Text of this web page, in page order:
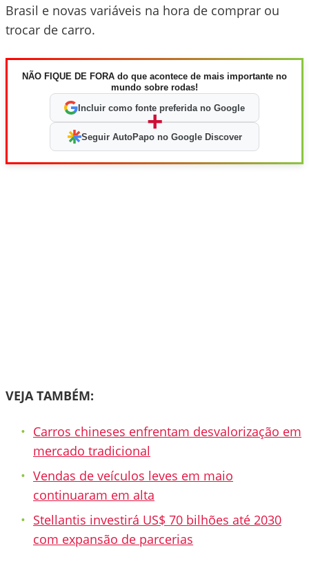
Brasil e novas variáveis na hora de comprar ou
trocar de carro.
NÃO FIQUE DE FORA do que acontece de mais importante no
mundo sobre rodas!
Incluir como fonte preferida no Google
+
Seguir AutoPapo no Google Discover
VEJA TAMBÉM:
Carros chineses enfrentam desvalorização em
mercado tradicional
Vendas de veículos leves em maio
continuaram em alta
Stellantis investirá US$ 70 bilhões até 2030
com expansão de parcerias